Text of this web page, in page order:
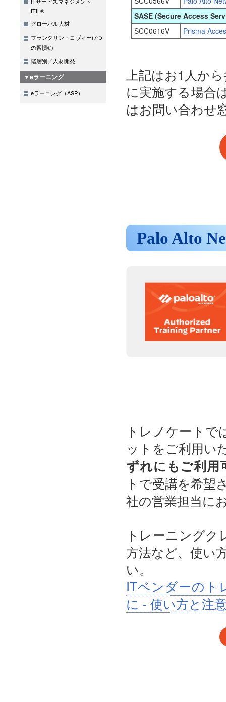
ITIL®
グローバル人材
フランクリン・コヴィー(7つ
の習慣®)
階層別／人材開発
▼eラーニング
eラーニング（ASP）
SASE (Secure Access
SCC0616V
Prisma
上記はお1人か
に実施する場合
はお問い合わせ
Palo Alto
トレノケート
ットをご利用い
ずれにもご利用
トで受講を希望
社の営業担当に
トレーニング
方法など、使い
い。
ITベンダーのト
に - 使い方と注